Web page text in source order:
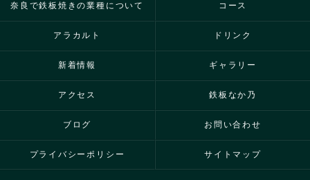
奈良で鉄板焼きの業種について コース
アラカルト ドリンク
新着情報 ギャラリー
アクセス 鉄板なか乃
ブログ お問い合わせ
プライバシーポリシー サイトマップ